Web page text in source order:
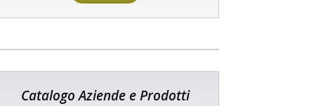
Catalogo Aziende e Prodotti